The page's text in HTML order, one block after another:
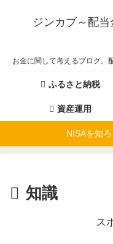
ジンカブ～配
お金に関して考えるブログ。
ふるさと納税
資産運用
NISAを知
知識
ス